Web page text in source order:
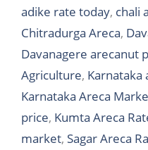
adike rate today, chali
Chitradurga Areca,
Davanagere arecanut
Agriculture, Karnataka
Karnataka Areca
price, Kumta Areca
market, Sagar Areca